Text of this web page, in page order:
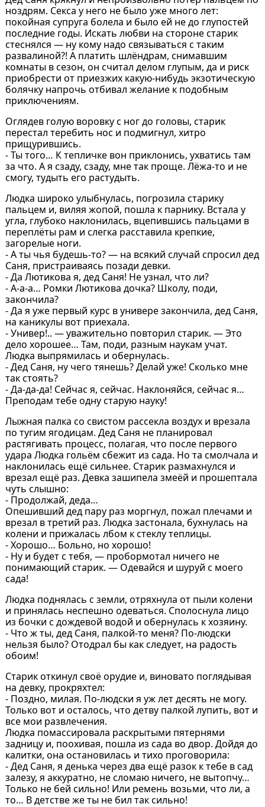
ноздрям. Секса у него не было уже много лет:
покойная супруга болела и было ей не до глупостей
последние годы. Искать любви на стороне старик
стеснялся — ну кому надо связываться с таким
развалиной?! А платить шлёндрам, снимавшим
комнаты в сезон, он считал делом глупым, да и риск
приобрести от приезжих какую-нибудь экзотическую
болячку напрочь отбивал желание к подобным
приключениям.
Оглядев голую воровку с ног до головы, старик
перестал теребить нос и подмигнул, хитро
прищурившись.
- Ты того… К тепличке вон приклонись, ухватись там
за что. А я сзаду, сзаду, мне так проще. Лёжа-то и не
смогу, тудыть его растудыть.
Людка широко улыбнулась, погрозила старику
пальцем и, виляя жопой, пошла к парнику. Встала у
угла, глубоко наклонилась, вцепившись пальцами в
переплёты рам и слегка расставила крепкие,
загорелые ноги.
- А ты чья будешь-то? — на всякий случай спросил дед
Саня, пристраиваясь позади девки.
- Да Лютикова я, дед Саня! Не узнал, что ли?
- А-а-а… Ромки Лютикова дочка? Школу, поди,
закончила?
- Да я уже первый курс в универе закончила, дед Саня,
на каникулы вот приехала.
- Универ!.. — уважительно повторил старик. — Это
дело хорошее… Там, поди, разным наукам учат.
Людка выпрямилась и обернулась.
- Дед Саня, ну чего тянешь? Делай уже! Сколько мне
так стоять?
- Да-да-да! Сейчас я, сейчас. Наклоняйся, сейчас я…
Преподам тебе одну старую науку!
Лыжная палка со свистом рассекла воздух и врезала
по тугим ягодицам. Дед Саня не планировал
растягивать процесс, полагая, что после первого
удара Людка гольём сбежит из сада. Но та смолчала и
наклонилась ещё сильнее. Старик размахнулся и
врезал ещё раз. Девка зашипела змеёй и прошептала
чуть слышно:
- Продолжай, деда…
Опешивший дед пару раз моргнул, пожал плечами и
врезал в третий раз. Людка застонала, бухнулась на
колени и прижалась лбом к стеклу теплицы.
- Хорошо… Больно, но хорошо!
- Ну и будет с тебя, — пробормотал ничего не
понимающий старик. — Одевайся и шуруй с моего
сада!
Людка поднялась с земли, отряхнула от пыли колени
и принялась неспешно одеваться. Сполоснула лицо
из бочки с дождевой водой и обернулась к хозяину.
- Что ж ты, дед Саня, палкой-то меня? По-людски
нельзя было? Отодрал бы как следует, на радость
обоим!
Старик откинул своё орудие и, виновато поглядывая
на девку, прокряхтел:
- Поздно, милая. По-людски я уж лет десять не могу.
Только вот и осталось, что детву палкой лупить, вот и
все мои развлечения.
Людка помассировала раскрытыми пятернями
задницу и, поохивая, пошла из сада во двор. Дойдя до
калитки, она остановилась и тихо проговорила:
- Дед Саня, я денька через два ещё разок к тебе в сад
залезу, я аккуратно, не сломаю ничего, не вытопчу…
Только не бей сильно! Или ремень возьми, что ли, а
то… В детстве же ты не бил так сильно!